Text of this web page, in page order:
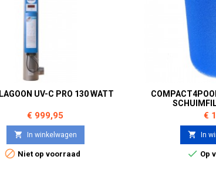
UV-C PRO 130 WATT
Prijs
€ 999,95
 In winkelwagen
 Niet op voorraad
€
 In
 Op